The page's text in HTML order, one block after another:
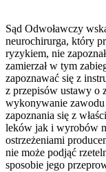
Sąd Odwoławczy
neurochirurga, który
ryzykiem, nie
zamierzał w tym
zapoznawać się z
z przepisów ustawy o
wykonywanie
zapoznania się z
leków jak i wyrobów
ostrzeżeniami
nie może podjąć
sposobie jego